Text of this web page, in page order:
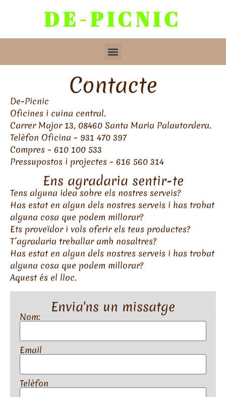
DE-PICNIC
Contacte
De-Picnic
Oficines i cuina central.
Carrer Major 13, 08460 Santa Maria Palautordera.
Telèfon Oficina – 931 470 397
Compres – 610 100 533
Pressupostos i projectes – 616 560 314
Ens agradaria sentir-te
Tens alguna idea sobre els nostres serveis?
Has estat en algun dels nostres serveis i has trobat
alguna cosa que podem millorar?
Ets proveïdor i vols oferir els teus productes?
T’agradaria treballar amb nosaltres?
Has estat en algun dels nostres serveis i has trobat
alguna cosa que podem millorar?
Aquest és el lloc.
Envia'ns un missatge
Nom:
Email
Telèfon